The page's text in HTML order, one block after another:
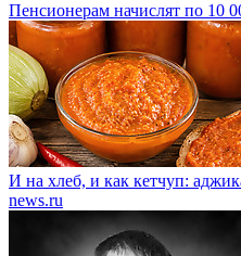
Пенсионерам начислят по 10
И на хлеб, и как кетчуп:
news.ru